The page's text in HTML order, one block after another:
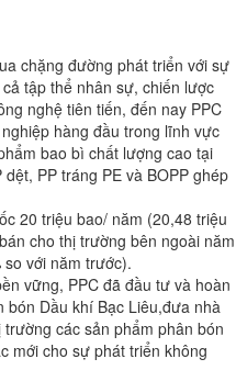
chặng đường phát triển với sự
tập thể nhân sự, chiến lược
nghệ tiên tiến, đến nay PPC
hàng đầu trong lĩnh vực
bao bì chất lượng cao tại
PP tráng PE và BOPP ghép
20 triệu bao/ năm (20,48 triệu
cho thị trường bên ngoài năm
với năm trước).
vững, PPC đã đầu tư và hoàn
bón Dầu khí Bạc Liêu,đưa nhà
các sản phẩm phân bón
mới cho sự phát triển không